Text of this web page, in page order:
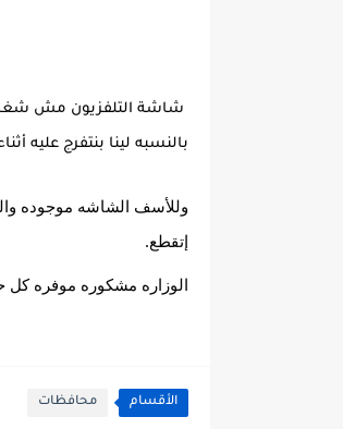
بالنسبه لينا بنتفرج عليه
إتقطع.
الوزاره مشكوره موفره
الأقسام محافظات